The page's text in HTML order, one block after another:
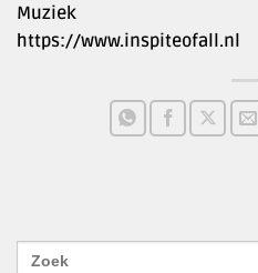
Muziek
https://www.inspiteofall.nl
Zoek
naar: